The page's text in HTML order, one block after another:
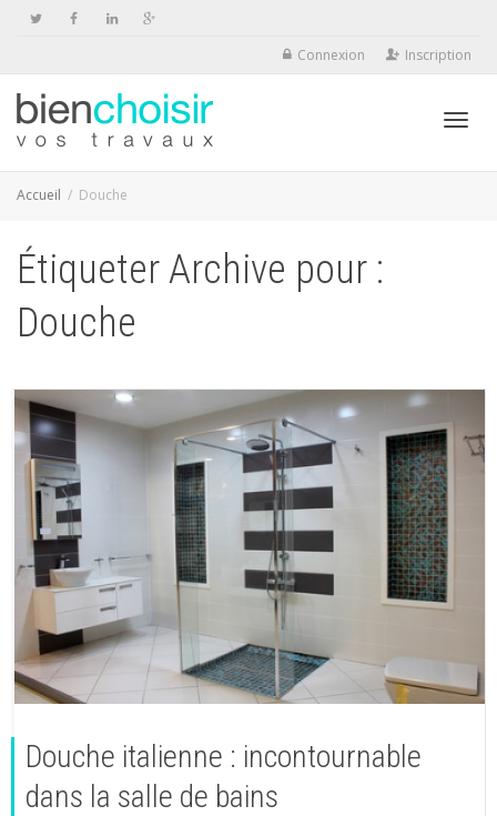
Connexion Inscription
Accueil Douche
Étiqueter Archive pour :
Douche
Douche italienne : incontournable
dans la salle de bains